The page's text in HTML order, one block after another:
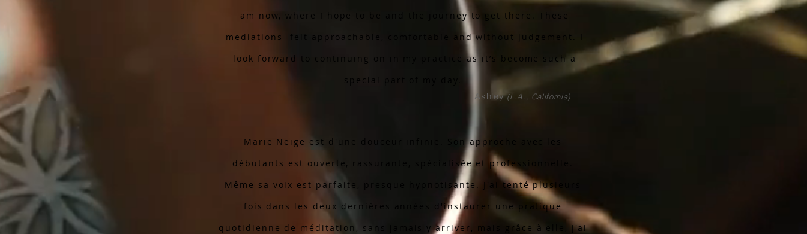
am now, where I hope to be and the journey to get there. These
mediations felt approachable, comfortable and without judgement. I
look forward to continuing on in my practice as it’s become such a
special part of my day.
Marie Neige est d'une douceur infinie. Son approche avec les
débutants est ouverte, rassurante, spécialisée et professionnelle.
Même sa voix est parfaite, presque hypnotisante. J'ai tenté plusieurs
fois dans les deux dernières années d'instaurer une pratique
quotidienne de méditation, sans jamais y arriver, mais grâce à elle, j'ai
Ashley(L.A., California)